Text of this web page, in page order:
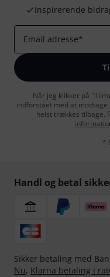
Inspirerende
Email adresse*
Når jeg klikker på
indforstået med at
helst trækkes tilbage.
*
Handl og betal
Sikker betaling med
Nu, Klarna betaling i